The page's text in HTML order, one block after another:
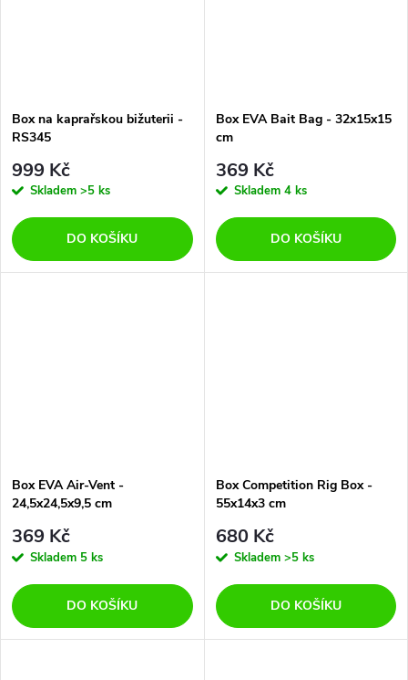
Box na kaprařskou bižuterii -
RS345
999 Kč
Skladem >5 ks
DO KOŠÍKU
Box EVA Bait Bag - 32x15x15
cm
369 Kč
Skladem 4 ks
DO KOŠÍKU
Box EVA Air-Vent -
24,5x24,5x9,5 cm
369 Kč
Skladem 5 ks
DO KOŠÍKU
Box Competition Rig Box -
55x14x3 cm
680 Kč
Skladem >5 ks
DO KOŠÍKU